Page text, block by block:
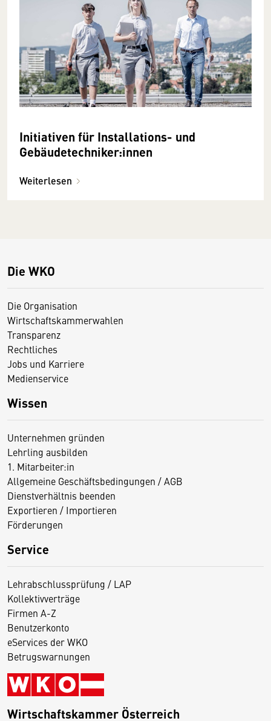
Initiativen für Installations- und
Gebäudetechniker:innen
Weiterlesen
Die WKO
Die Organisation
Wirtschaftskammerwahlen
Transparenz
Rechtliches
Jobs und Karriere
Medienservice
Wissen
Unternehmen gründen
Lehrling ausbilden
1. Mitarbeiter:in
Allgemeine Geschäftsbedingungen / AGB
Dienstverhältnis beenden
Exportieren / Importieren
Förderungen
Service
Lehrabschlussprüfung / LAP
Kollektivverträge
Firmen A-Z
Benutzerkonto
eServices der WKO
Betrugswarnungen
Wirtschaftskammer Österreich